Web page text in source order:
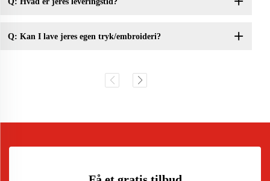
Q: Kan I lave jeres egen tryk/embroideri?